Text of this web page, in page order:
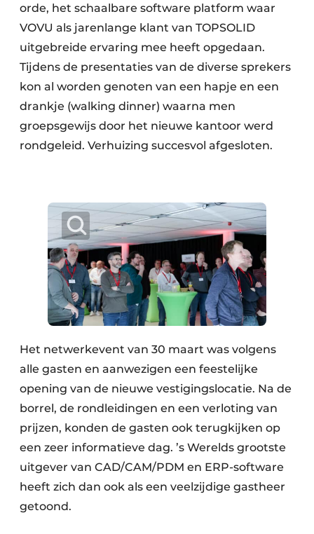
orde, het schaalbare software platform waar
VOVU als jarenlange klant van TOPSOLID
uitgebreide ervaring mee heeft opgedaan.
Tijdens de presentaties van de diverse sprekers
kon al worden genoten van een hapje en een
drankje (walking dinner) waarna men
groepsgewijs door het nieuwe kantoor werd
rondgeleid. Verhuizing succesvol afgesloten.
Het netwerkevent van 30 maart was volgens
alle gasten en aanwezigen een feestelijke
opening van de nieuwe vestigingslocatie. Na de
borrel, de rondleidingen en een verloting van
prijzen, konden de gasten ook terugkijken op
een zeer informatieve dag. ’s Werelds grootste
uitgever van CAD/CAM/PDM en ERP-software
heeft zich dan ook als een veelzijdige gastheer
getoond.